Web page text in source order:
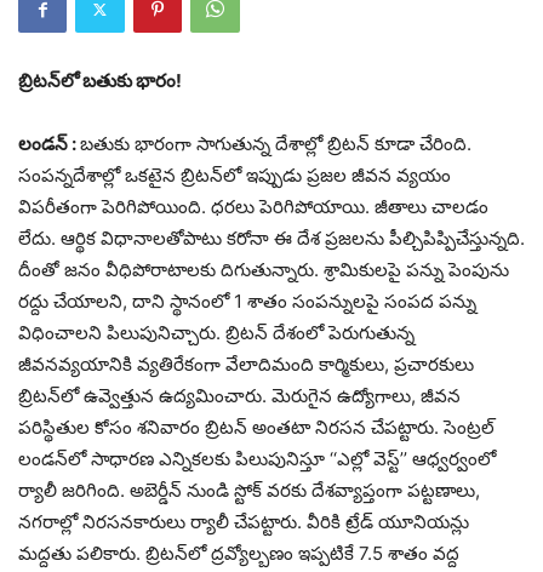
బ్రిటన్‌లో బతుకు భారం!
లండన్‌ :బతుకు భారంగా సాగుతున్న దేశాల్లో బ్రిటన్‌ కూడా చేరింది.
సంపన్నదేశాల్లో ఒకటైన బ్రిటన్‌లో ఇప్పుడు ప్రజల జీవన వ్యయం
విపరీతంగా పెరిగిపోయింది. ధరలు పెరిగిపోయాయి. జీతాలు చాలడం
లేదు. ఆర్థిక విధానాలతోపాటు కరోనా ఈ దేశ ప్రజలను పీల్చిపిప్పిచేస్తున్నది.
దీంతో జనం వీధిపోరాటాలకు దిగుతున్నారు. శ్రామికులపై పన్ను పెంపును
రద్దు చేయాలని, దాని స్థానంలో 1 శాతం సంపన్నులపై సంపద పన్ను
విధించాలని పిలుపునిచ్చారు. బ్రిటన్‌ దేశంలో పెరుగుతున్న
జీవనవ్యయానికి వ్యతిరేకంగా వేలాదిమంది కార్మికులు, ప్రచారకులు
బ్రిటన్‌లో ఉవ్వెత్తున ఉద్యమించారు. మెరుగైన ఉద్యోగాలు, జీవన
పరిస్థితుల కోసం శనివారం బ్రిటన్‌ అంతటా నిరసన చేపట్టారు. సెంట్రల్‌
లండన్‌లో సాధారణ ఎన్నికలకు పిలుపునిస్తూ ‘‘ఎల్లో వెస్ట్‌’’ ఆధ్వర్వంలో
ర్యాలీ జరిగింది. అబెర్డీన్‌ నుండి స్టోక్‌ వరకు దేశవ్యాప్తంగా పట్టణాలు,
నగరాల్లో నిరసనకారులు ర్యాలీ చేపట్టారు. వీరికి ట్రేడ్‌ యూనియన్లు
మద్దతు పలికారు. బ్రిటన్‌లో ద్రవ్యోల్బణం ఇప్పటికే 7.5 శాతం వద్ద